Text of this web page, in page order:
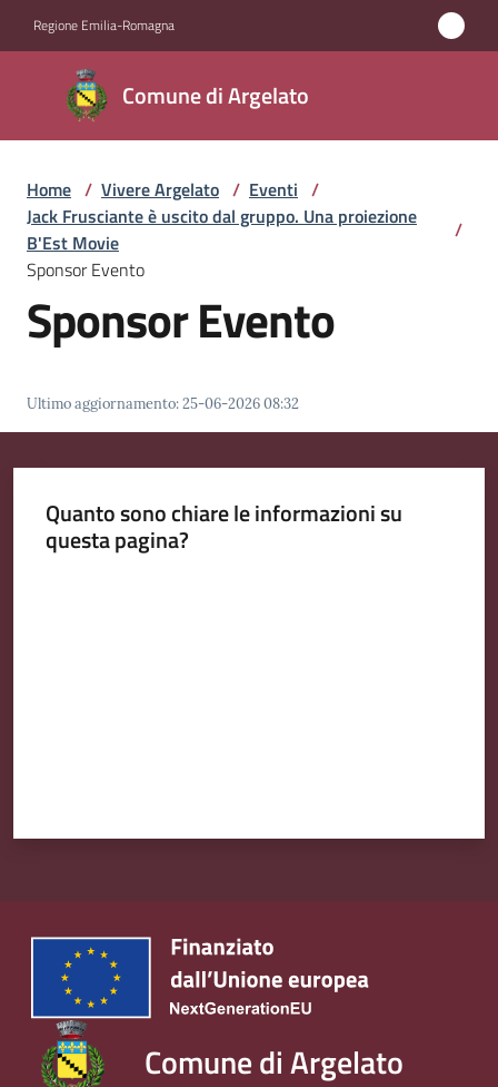
Regione Emilia-Romagna
Comune di Argelato
Comune
di
Argelato
Amministrazione
Novità
Menu selezionato
Home / Vivere Argelato / Eventi /
Jack Frusciante è uscito dal gruppo. Una proiezione
B'Est Movie
/
Sponsor Evento
Sponsor Evento
Ultimo aggiornamento:25-06-2026 08:32
Quanto sono chiare le informazioni su
questa pagina?
Comune di Argelato